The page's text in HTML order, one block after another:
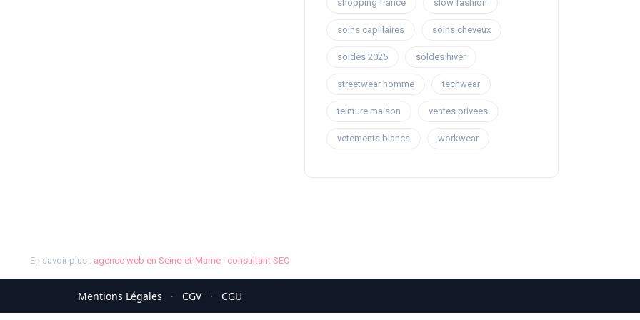
shopping france slow fashion
soins capillaires soins cheveux
soldes 2025 soldes hiver
streetwear homme techwear
teinture maison ventes privees
vetements blancs workwear
En savoir plus : agence web en Seine-et-Marne · consultant SEO
Mentions Légales · CGV · CGU